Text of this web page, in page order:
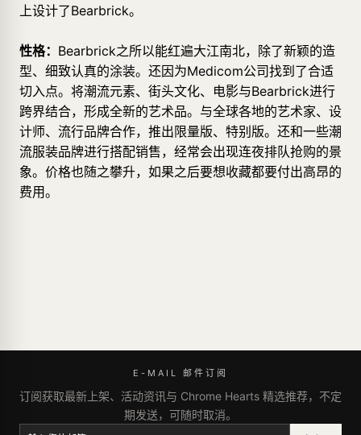
上设计了Bearbrick。
性格： Bearbrick之所以能红遍大江南北，除了新颖的造
型、细致认真的涂装。还因为Medicom公司找到了合适
切入点。将潮流元素、街头文化、电影与Bearbrick进行
跨界结合，形成全新的艺术品。与全球各地的艺术家、设
计师、流行品牌合作，推出限量版、特别版。还和一些潮
流服装品牌进行搭配销售，经常会出现连夜排队抢购的景
象。价格也随之攀升，如果之后要想收藏都要付出高昂的
费用。
E-MAIL 邮件订阅
订阅获取最新上架、活动资讯与 Chrome Hearts 精选推荐，不定
期发送，可随时取消。